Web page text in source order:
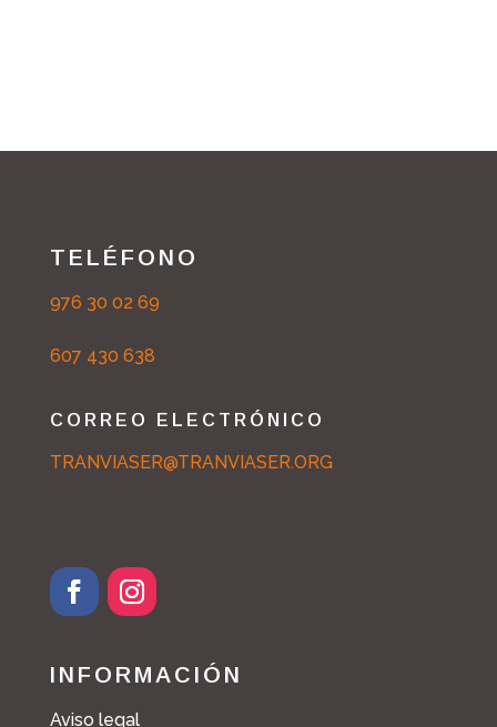
TELÉFONO
976 30 02 69
607 430 638
CORREO ELECTRÓNICO
TRANVIASER@TRANVIASER.ORG
INFORMACIÓN
Aviso legal